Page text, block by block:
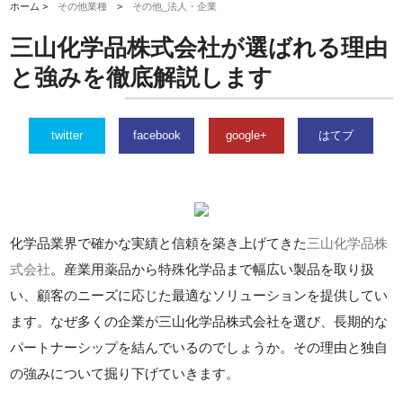
ホーム > その他業種 > その他_法人・企業
三山化学品株式会社が選ばれる理由
と強みを徹底解説します
twitter facebook google+ はてブ
化学品業界で確かな実績と信頼を築き上げてきた三山化学品株
式会社。産業用薬品から特殊化学品まで幅広い製品を取り扱
い、顧客のニーズに応じた最適なソリューションを提供してい
ます。なぜ多くの企業が三山化学品株式会社を選び、長期的な
パートナーシップを結んでいるのでしょうか。その理由と独自
の強みについて掘り下げていきます。